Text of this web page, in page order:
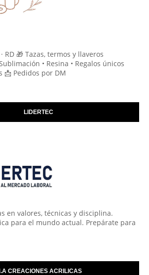
· RD 🎁 Tazas, termos y llaveros
• Resina • Regalos únicos
📩 Pedidos por DM
LIDERTEC
en valores, técnicas y disciplina.
para el mundo actual. Prepárate para
CREACIONES ACRILICAS